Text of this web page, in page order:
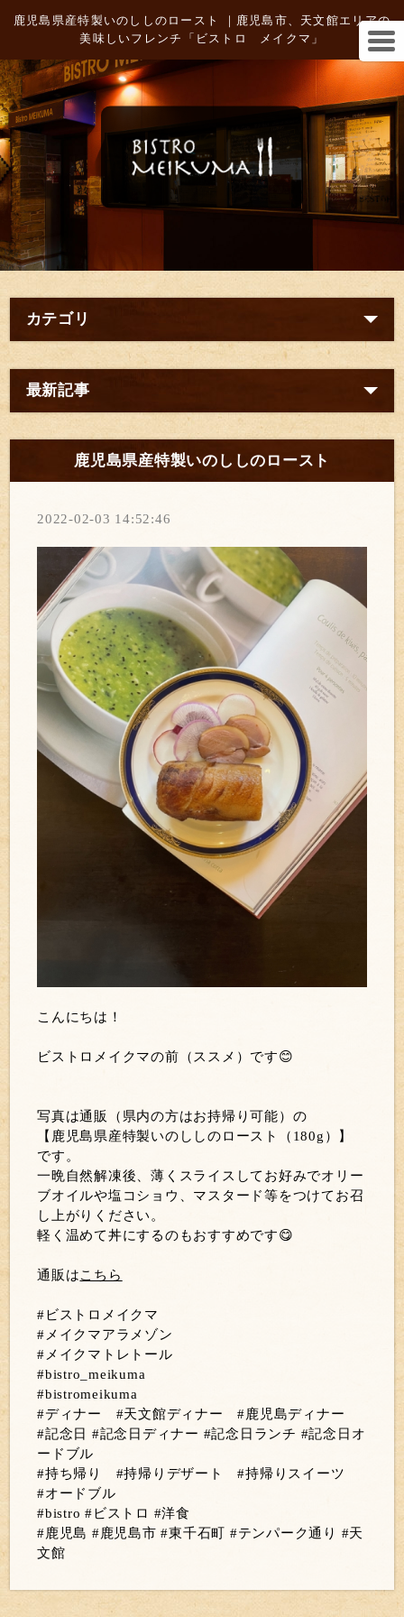
鹿児島県産特製いのししのロースト ｜鹿児島市、天文館エリアの
美味しいフレンチ「ビストロ メイクマ」
カテゴリ
最新記事
鹿児島県産特製いのししのロースト
2022-02-03 14:52:46
こんにちは！
ビストロメイクマの前（ススメ）です😊
写真は通販（県内の方はお持帰り可能）の
【鹿児島県産特製いのししのロースト（180g）】
です。
一晩自然解凍後、薄くスライスしてお好みでオリー
ブオイルや塩コショウ、マスタード等をつけてお召
し上がりください。
軽く温めて丼にするのもおすすめです😋
通販はこちら
#ビストロメイクマ
#メイクマアラメゾン
#メイクマトレトール
#bistro_meikuma
#bistromeikuma
#ディナー #天文館ディナー #鹿児島ディナー
#記念日 #記念日ディナー #記念日ランチ #記念日オ
ードブル
#持ち帰り #持帰りデザート #持帰りスイーツ
#オードブル
#bistro #ビストロ #洋食
#鹿児島 #鹿児島市 #東千石町 #テンパーク通り #天
文館